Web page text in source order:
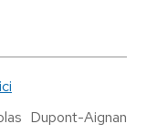
Dupont-Aignan